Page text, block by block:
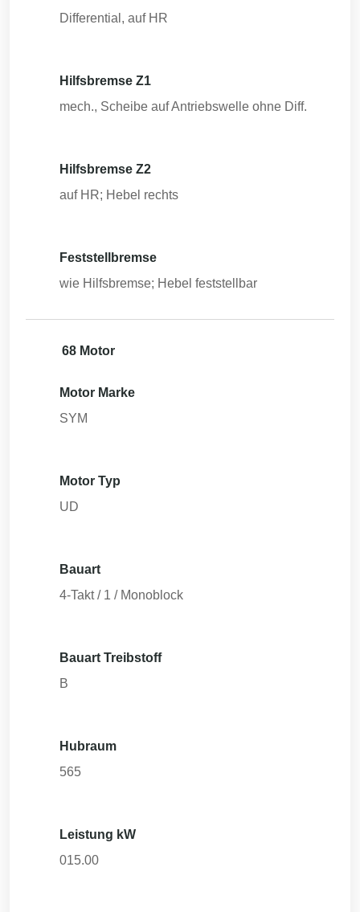
Differential, auf HR
Hilfsbremse Z1
mech., Scheibe auf Antriebswelle ohne Diff.
Hilfsbremse Z2
auf HR; Hebel rechts
Feststellbremse
wie Hilfsbremse; Hebel feststellbar
68 Motor
Motor Marke
SYM
Motor Typ
UD
Bauart
4-Takt / 1 / Monoblock
Bauart Treibstoff
B
Hubraum
565
Leistung kW
015.00